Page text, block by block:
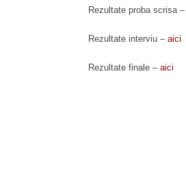
Rezultate proba scrisa –
Rezultate interviu – aici
Rezultate finale – aici